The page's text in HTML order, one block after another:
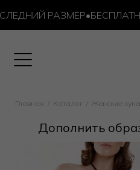
РАЗМЕР•БЕСПЛАТНАЯ
Главная Каталог Женские
Дополнить